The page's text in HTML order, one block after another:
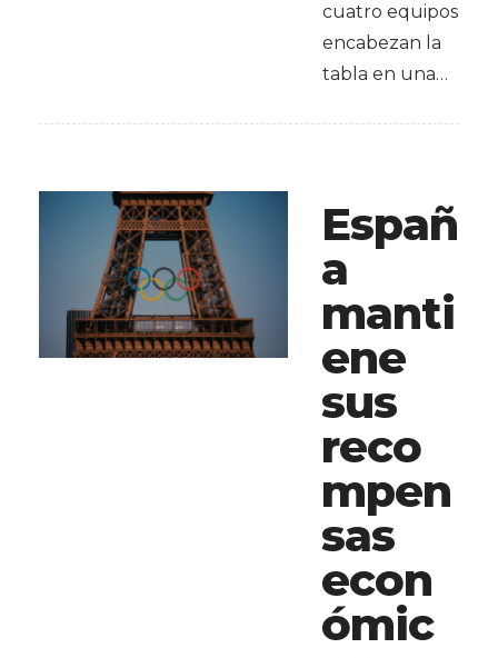
cuatro equipos
encabezan la
tabla en una…
Españ
a
manti
ene
sus
reco
mpen
sas
econ
ómic